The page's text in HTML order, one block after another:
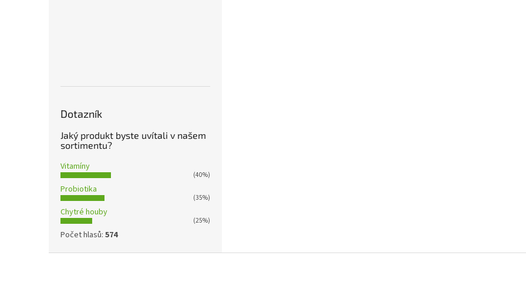
Dotazník
Jaký produkt byste uvítali v našem
sortimentu?
Vitamíny
(40%)
Probiotika
(35%)
Chytré houby
(25%)
Počet hlasů: 574